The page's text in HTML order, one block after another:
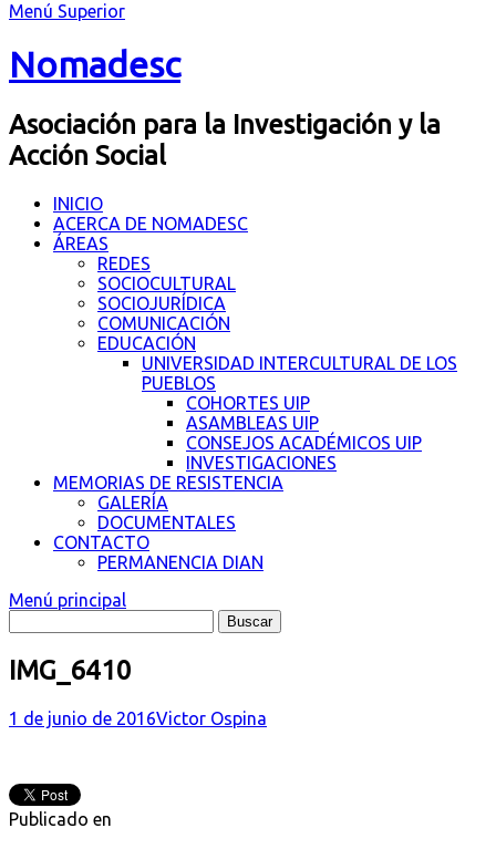
Menú Superior
Nomadesc
Asociación para la Investigación y la
Acción Social
INICIO
ACERCA DE NOMADESC
ÁREAS
REDES
SOCIOCULTURAL
SOCIOJURÍDICA
COMUNICACIÓN
EDUCACIÓN
UNIVERSIDAD INTERCULTURAL DE LOS
PUEBLOS
COHORTES UIP
ASAMBLEAS UIP
CONSEJOS ACADÉMICOS UIP
INVESTIGACIONES
MEMORIAS DE RESISTENCIA
GALERÍA
DOCUMENTALES
CONTACTO
PERMANENCIA DIAN
Menú principal
IMG_6410
1 de junio de 2016Victor Ospina
Publicado en